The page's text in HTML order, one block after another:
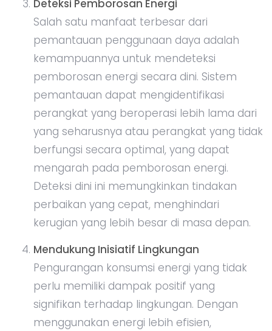
Deteksi Pemborosan Energi
Salah satu manfaat terbesar dari
pemantauan penggunaan daya adalah
kemampuannya untuk mendeteksi
pemborosan energi secara dini. Sistem
pemantauan dapat mengidentifikasi
perangkat yang beroperasi lebih lama dari
yang seharusnya atau perangkat yang tidak
berfungsi secara optimal, yang dapat
mengarah pada pemborosan energi.
Deteksi dini ini memungkinkan tindakan
perbaikan yang cepat, menghindari
kerugian yang lebih besar di masa depan.
Mendukung Inisiatif Lingkungan
Pengurangan konsumsi energi yang tidak
perlu memiliki dampak positif yang
signifikan terhadap lingkungan. Dengan
menggunakan energi lebih efisien,